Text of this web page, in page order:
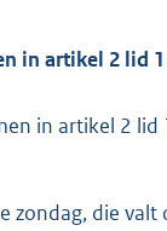
in artikel 2 lid
in artikel 2
zondag, die valt